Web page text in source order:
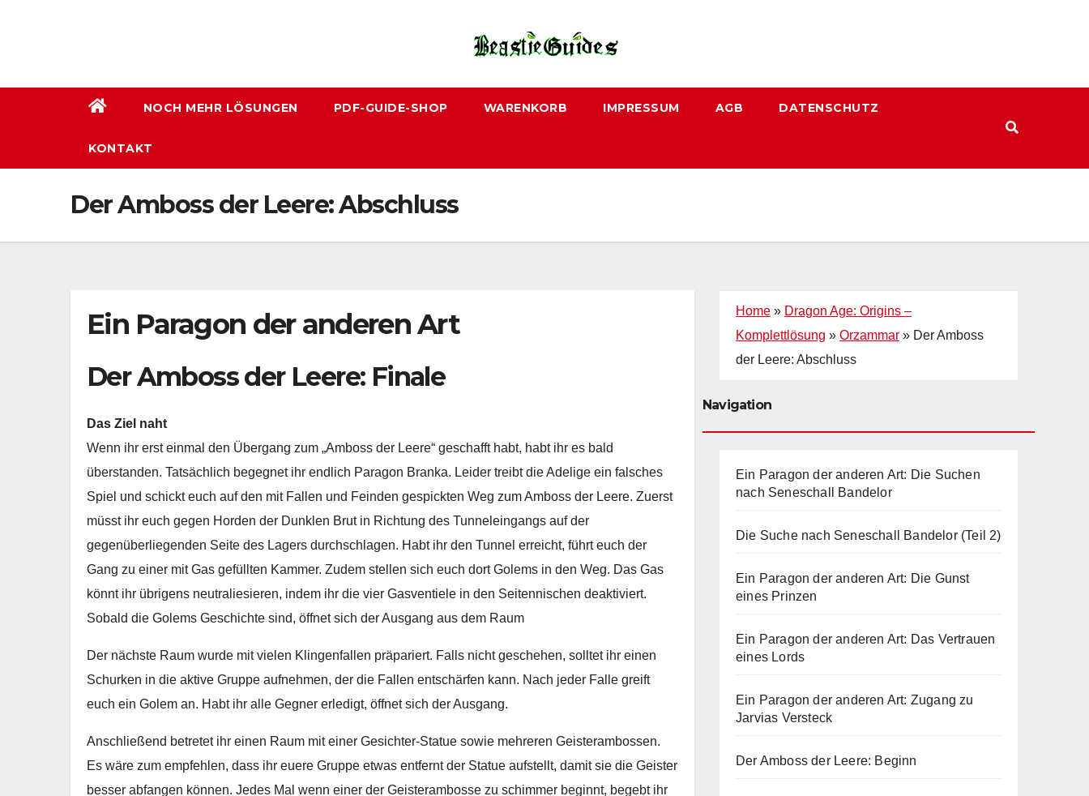
NOCH MEHR LÖSUNGEN PDF-GUIDE-SHOP WARENKORB IMPRESSUM AGB DATENSCHUTZ
KONTAKT
Der Amboss der Leere: Abschluss
Ein Paragon der anderen Art
Der Amboss der Leere: Finale
Das Ziel naht
Wenn ihr erst einmal den Übergang zum „Amboss der Leere“ geschafft habt, habt ihr es bald
überstanden. Tatsächlich begegnet ihr endlich Paragon Branka. Leider treibt die Adelige ein falsches
Spiel und schickt euch auf den mit Fallen und Feinden gespickten Weg zum Amboss der Leere. Zuerst
müsst ihr euch gegen Horden der Dunklen Brut in Richtung des Tunneleingangs auf der
gegenüberliegenden Seite des Lagers durchschlagen. Habt ihr den Tunnel erreicht, führt euch der
Gang zu einer mit Gas gefüllten Kammer. Zudem stellen sich euch dort Golems in den Weg. Das Gas
könnt ihr übrigens neutraliesieren, indem ihr die vier Gasventiele in den Seitennischen deaktiviert.
Sobald die Golems Geschichte sind, öffnet sich der Ausgang aus dem Raum
Der nächste Raum wurde mit vielen Klingenfallen präpariert. Falls nicht geschehen, solltet ihr einen
Schurken in die aktive Gruppe aufnehmen, der die Fallen entschärfen kann. Nach jeder Falle greift
euch ein Golem an. Habt ihr alle Gegner erledigt, öffnet sich der Ausgang.
Anschließend betretet ihr einen Raum mit einer Gesichter-Statue sowie mehreren Geisterambossen.
Es wäre zum empfehlen, dass ihr euere Gruppe etwas entfernt der Statue aufstellt, damit sie die Geister
besser abfangen können. Jedes Mal wenn einer der Geisterambosse zu schimmer beginnt, begebt ihr
Home » Dragon Age: Origins –
Komplettlösung » Orzammar » Der Amboss
der Leere: Abschluss
Navigation
Ein Paragon der anderen Art: Die Suchen
nach Seneschall Bandelor
Die Suche nach Seneschall Bandelor (Teil 2)
Ein Paragon der anderen Art: Die Gunst
eines Prinzen
Ein Paragon der anderen Art: Das Vertrauen
eines Lords
Ein Paragon der anderen Art: Zugang zu
Jarvias Versteck
Der Amboss der Leere: Beginn